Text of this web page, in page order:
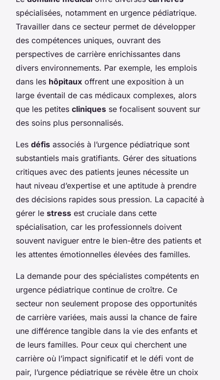
spécialisées, notamment en urgence pédiatrique.
Travailler dans ce secteur permet de développer
des compétences uniques, ouvrant des
perspectives de carrière enrichissantes dans
divers environnements. Par exemple, les emplois
dans les hôpitaux offrent une exposition à un
large éventail de cas médicaux complexes, alors
que les petites cliniques se focalisent souvent sur
des soins plus personnalisés.
Les défis associés à l’urgence pédiatrique sont
substantiels mais gratifiants. Gérer des situations
critiques avec des patients jeunes nécessite un
haut niveau d’expertise et une aptitude à prendre
des décisions rapides sous pression. La capacité à
gérer le stress est cruciale dans cette
spécialisation, car les professionnels doivent
souvent naviguer entre le bien-être des patients et
les attentes émotionnelles élevées des familles.
La demande pour des spécialistes compétents en
urgence pédiatrique continue de croître. Ce
secteur non seulement propose des opportunités
de carrière variées, mais aussi la chance de faire
une différence tangible dans la vie des enfants et
de leurs familles. Pour ceux qui cherchent une
carrière où l’impact significatif et le défi vont de
pair, l’urgence pédiatrique se révèle être un choix